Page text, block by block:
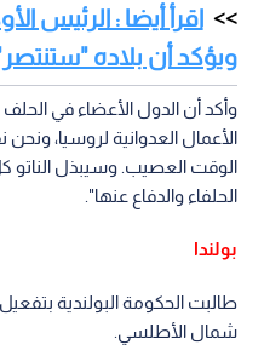
اقرأ أيضا : الرئيس
ويؤكد أن بلاده
وأكد أن الدول الأعضاء في
الأعمال العدوانية لروسيا،
الوقت العصيب. وسيبذل الناتو
الحلفاء والدفاع عنها".
بولندا
طالبت الحكومة البولندية
شمال الأطلسي.